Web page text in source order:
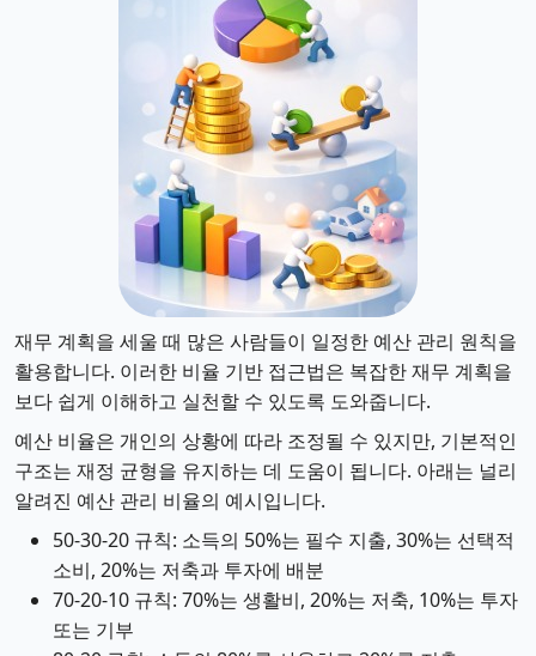
재무 계획을 세울 때 많은 사람들이 일정한 예산 관리 원칙을
활용합니다. 이러한 비율 기반 접근법은 복잡한 재무 계획을
보다 쉽게 이해하고 실천할 수 있도록 도와줍니다.
예산 비율은 개인의 상황에 따라 조정될 수 있지만, 기본적인
구조는 재정 균형을 유지하는 데 도움이 됩니다. 아래는 널리
알려진 예산 관리 비율의 예시입니다.
50-30-20 규칙: 소득의 50%는 필수 지출, 30%는 선택적
소비, 20%는 저축과 투자에 배분
70-20-10 규칙: 70%는 생활비, 20%는 저축, 10%는 투자
또는 기부